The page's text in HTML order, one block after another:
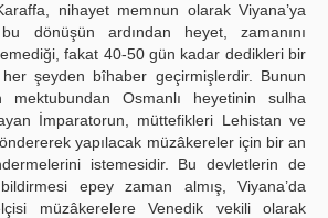
nihayet memnun olarak Viyana’ya
dönüşün ardından heyet, zamanını
fakat 40-50 gün kadar dedikleri bir
her şeyden bîhaber geçirmişlerdir. Bunun
mektubundan Osmanlı heyetinin sulha
İmparatorun, müttefikleri Lehistan ve
yapılacak müzâkereler için bir an
istemesidir. Bu devletlerin de
epey zaman almış, Viyana’da
müzâkerelere Venedik vekili olarak